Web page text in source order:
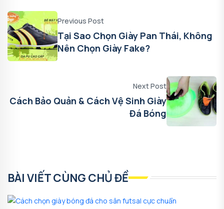
Previous Post
Tại Sao Chọn Giày Pan Thái, Không
Nên Chọn Giày Fake?
Next Post
Cách Bảo Quản & Cách Vệ Sinh Giày
Đá Bóng
BÀI VIẾT CÙNG CHỦ ĐỀ